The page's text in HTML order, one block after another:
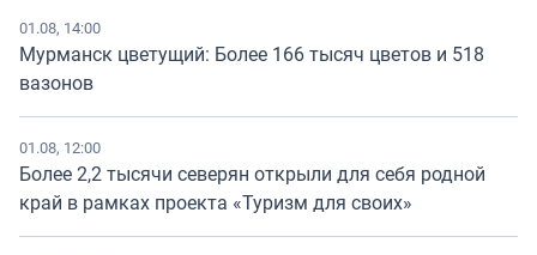
01.08, 14:00
Мурманск цветущий: Более 166 тысяч цветов и 518
вазонов
01.08, 12:00
Более 2,2 тысячи северян открыли для себя родной
край в рамках проекта «Туризм для своих»